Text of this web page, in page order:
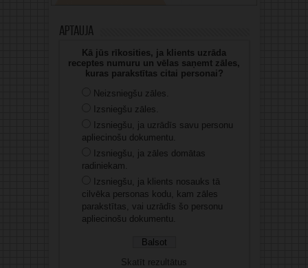
Aptauja
Kā jūs rīkosities, ja klients uzrāda
receptes numuru un vēlas saņemt zāles,
kuras parakstītas citai personai?
Neizsniegšu zāles.
Izsniegšu zāles.
Izsniegšu, ja uzrādīs savu personu
apliecinošu dokumentu.
Izsniegšu, ja zāles domātas
radiniekam.
Izsniegšu, ja klients nosauks tā
cilvēka personas kodu, kam zāles
parakstītas, vai uzrādīs šo personu
apliecinošu dokumentu.
Skatīt rezultātus